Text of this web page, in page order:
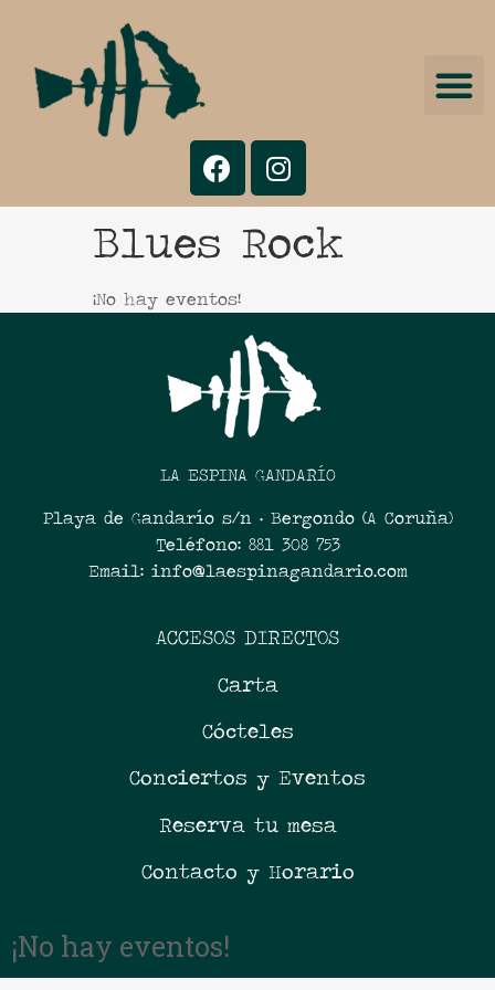
Blues Rock
¡No hay eventos!
LA ESPINA GANDARÍO
Playa de Gandarío s/n · Bergondo (A Coruña)
Teléfono: 881 308 753
Email: info@laespinagandario.com
ACCESOS DIRECTOS
Carta
Cócteles
Conciertos y Eventos
Reserva tu mesa
Contacto y Horario
¡No hay eventos!